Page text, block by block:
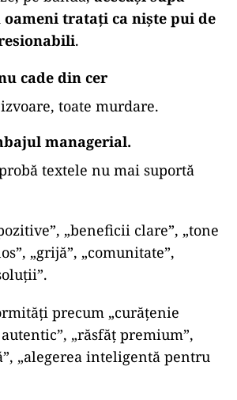
tratați ca niște pui de
.
cade din cer
toate murdare.
managerial.
textele nu mai suportă
„beneficii clare”, „tone
„grijă”, „comunitate”,
precum „curățenie
„răsfăț premium”,
„alegerea inteligentă pentru